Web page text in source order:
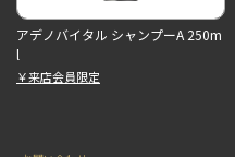
アデノバイタル シャンプーA 250m
l
￥来店会員限定